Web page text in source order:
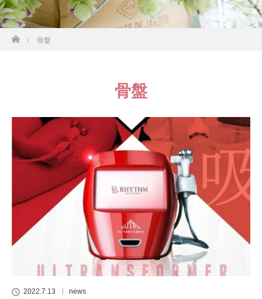
ホーム
骨盤
骨盤
2022.7.13 news